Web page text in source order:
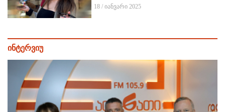
18 / იანვარი 2025
ინტერვიუ